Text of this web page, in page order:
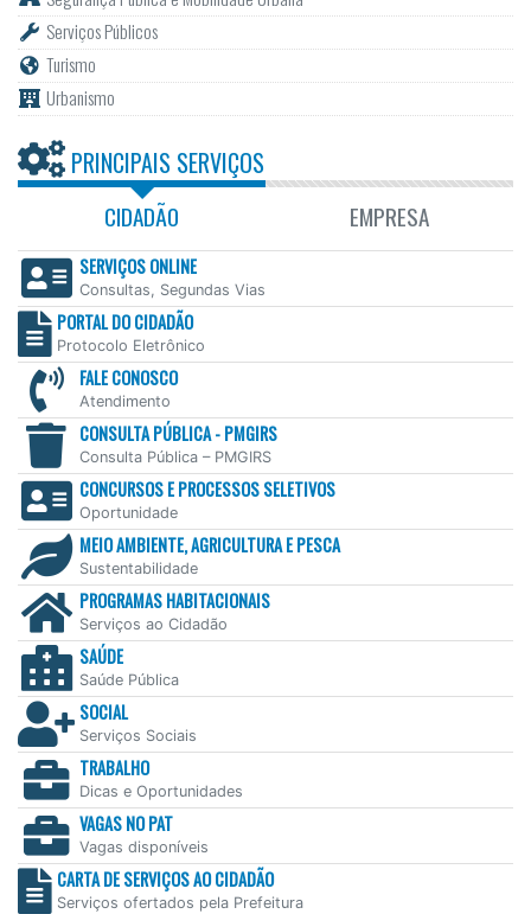
Serviços Públicos
Turismo
Urbanismo
PRINCIPAIS SERVIÇOS
CIDADÃO EMPRESA
SERVIÇOS ONLINE
Consultas, Segundas Vias
PORTAL DO CIDADÃO
Protocolo Eletrônico
FALE CONOSCO
Atendimento
CONSULTA PÚBLICA - PMGIRS
Consulta Pública – PMGIRS
CONCURSOS E PROCESSOS SELETIVOS
Oportunidade
MEIO AMBIENTE, AGRICULTURA E PESCA
Sustentabilidade
PROGRAMAS HABITACIONAIS
Serviços ao Cidadão
SAÚDE
Saúde Pública
SOCIAL
Serviços Sociais
TRABALHO
Dicas e Oportunidades
VAGAS NO PAT
Vagas disponíveis
CARTA DE SERVIÇOS AO CIDADÃO
Serviços ofertados pela Prefeitura